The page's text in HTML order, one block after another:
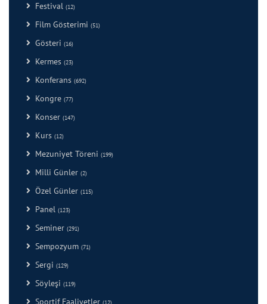
Festival (12)
Film Gösterimi (51)
Gösteri (16)
Kermes (23)
Konferans (692)
Kongre (77)
Konser (147)
Kurs (12)
Mezuniyet Töreni (199)
Milli Günler (2)
Özel Günler (115)
Panel (123)
Seminer (291)
Sempozyum (71)
Sergi (129)
Söyleşi (119)
Sportif Faaliyetler